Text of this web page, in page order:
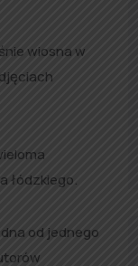
wiosna w
łódzkiego.
od jednego